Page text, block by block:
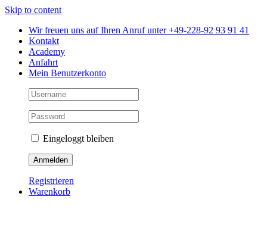
Skip to content
Wir freuen uns auf Ihren Anruf unter +49-228-92 93 91 41
Kontakt
Academy
Anfahrt
Mein Benutzerkonto
Eingeloggt bleiben
Registrieren
Warenkorb